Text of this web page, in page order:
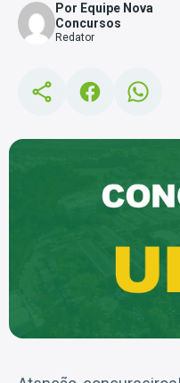
Por Equipe Nova
Concursos
Redator